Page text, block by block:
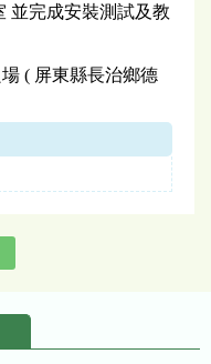
並完成安裝測試及教
( 屏東縣長治鄉德